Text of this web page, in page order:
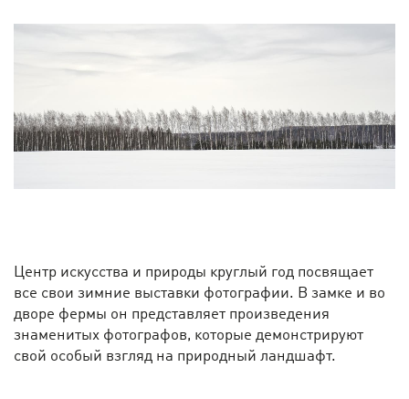
Центр искусства и природы круглый год посвящает
все свои зимние выставки фотографии. В замке и во
дворе фермы он представляет произведения
знаменитых фотографов, которые демонстрируют
свой особый взгляд на природный ландшафт.